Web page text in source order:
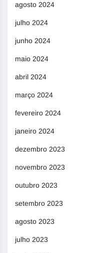
agosto 2024
julho 2024
junho 2024
maio 2024
abril 2024
março 2024
fevereiro 2024
janeiro 2024
dezembro 2023
novembro 2023
outubro 2023
setembro 2023
agosto 2023
julho 2023